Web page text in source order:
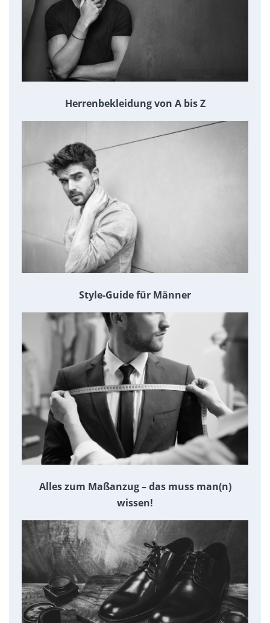
Herrenbekleidung von A bis Z
Style-Guide für Männer
Alles zum Maßanzug – das muss man(n)
wissen!